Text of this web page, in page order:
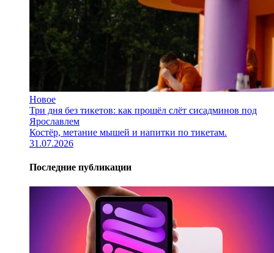
Новое
Три дня без тикетов: как прошёл слёт сисадминов под
Ярославлем
Костёр, метание мышей и напитки по тикетам.
31.07.2026
Последние публикации